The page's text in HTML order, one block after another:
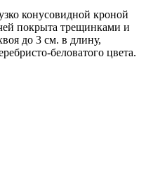
конусовидной кроной
покрыта трещинками и
до 3 см. в длину,
беловатого цвета.